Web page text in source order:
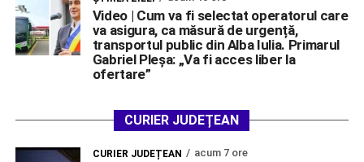
Video | Cum va fi selectat operatorul care
va asigura, ca măsură de urgență,
transportul public din Alba Iulia. Primarul
Gabriel Pleșa: „Va fi acces liber la
ofertare”
CURIER JUDEȚEAN
CURIER JUDEȚEAN acum 7 ore